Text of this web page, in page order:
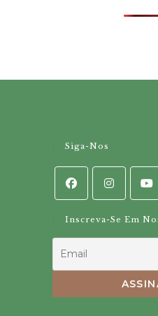
Siga-Nos
Inscreva-Se Em